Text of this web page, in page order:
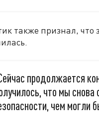
также признал, что
продолжается
что мы
чем могли